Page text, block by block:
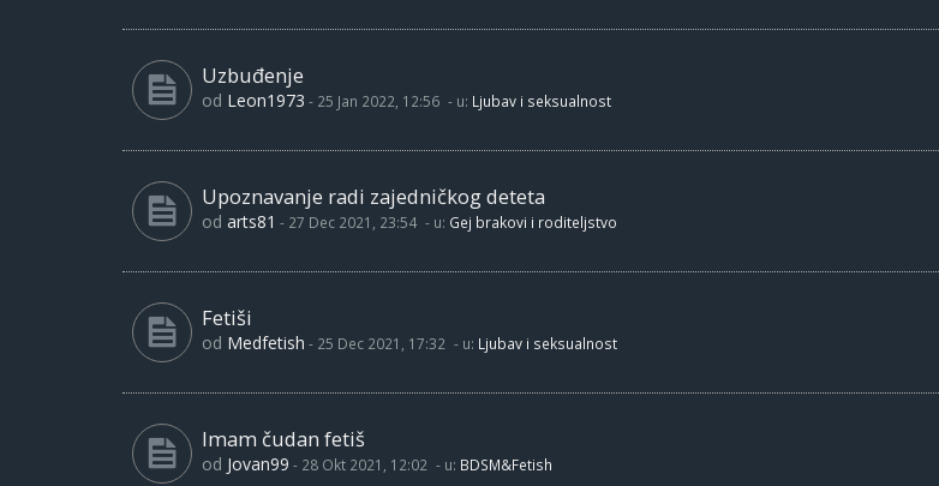
Uzbuđenje
od Leon1973 - 25 Jan 2022, 12:56 - u: Ljubav i seksualnost
Upoznavanje radi zajedničkog deteta
od arts81 - 27 Dec 2021, 23:54 - u: Gej brakovi i roditeljstvo
Fetiši
od Medfetish - 25 Dec 2021, 17:32 - u: Ljubav i seksualnost
Imam čudan fetiš
od Jovan99 - 28 Okt 2021, 12:02 - u: BDSM&Fetish